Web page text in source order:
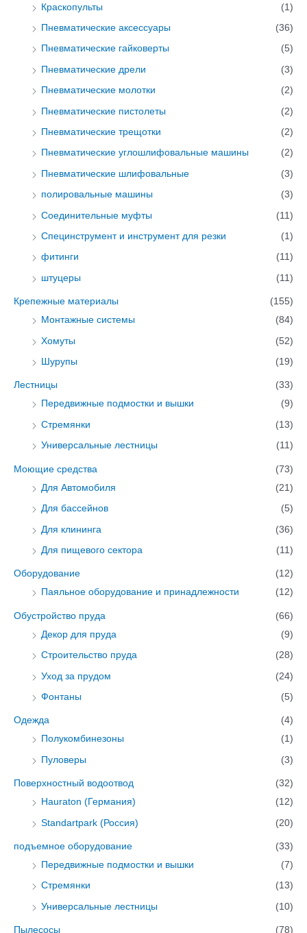
Краскопульты (1)
Пневматические аксессуары (36)
Пневматические гайковерты (5)
Пневматические дрели (3)
Пневматические молотки (2)
Пневматические пистолеты (2)
Пневматические трещотки (2)
Пневматические углошлифовальные машины (2)
Пневматические шлифовальные (3)
полировальные машины (3)
Соединительные муфты (11)
Специнструмент и инструмент для резки (1)
фитинги (11)
штуцеры (11)
Крепежные материалы
(155)
Монтажные системы
(84)
Хомуты (52)
Шурупы (19)
Лестницы
(33)
Передвижные подмостки и вышки
(9)
Стремянки (13)
Универсальные лестницы (11)
Моющие средства
(73)
Для Автомобиля
(21)
Для бассейнов (5)
Для клининга (36)
Для пищевого сектора (11)
Оборудование
(12)
Паяльное оборудование и принадлежности
(12)
Обустройство пруда
(66)
Декор для пруда
(9)
Строительство пруда (28)
Уход за прудом (24)
Фонтаны (5)
Одежда
(4)
Полукомбинезоны
(1)
Пуловеры (3)
Поверхностный водоотвод
(32)
Hauraton (Германия)
(12)
Standartpark (Россия) (20)
подъемное оборудование
(33)
Передвижные подмостки и вышки
(7)
Стремянки (13)
Универсальные лестницы (10)
Пылесосы
(78)